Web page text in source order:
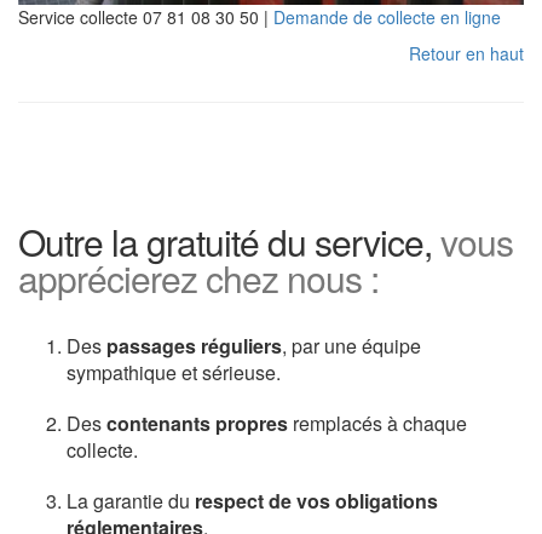
Service collecte 07 81 08 30 50 | Demande de collecte en ligne
Retour en haut
Outre la gratuité du service,vous
apprécierez chez nous :
Des passages réguliers, par une équipe
sympathique et sérieuse.
Descontenants propres remplacés à chaque
collecte.
La garantie du respect de vos obligations
réglementaires.